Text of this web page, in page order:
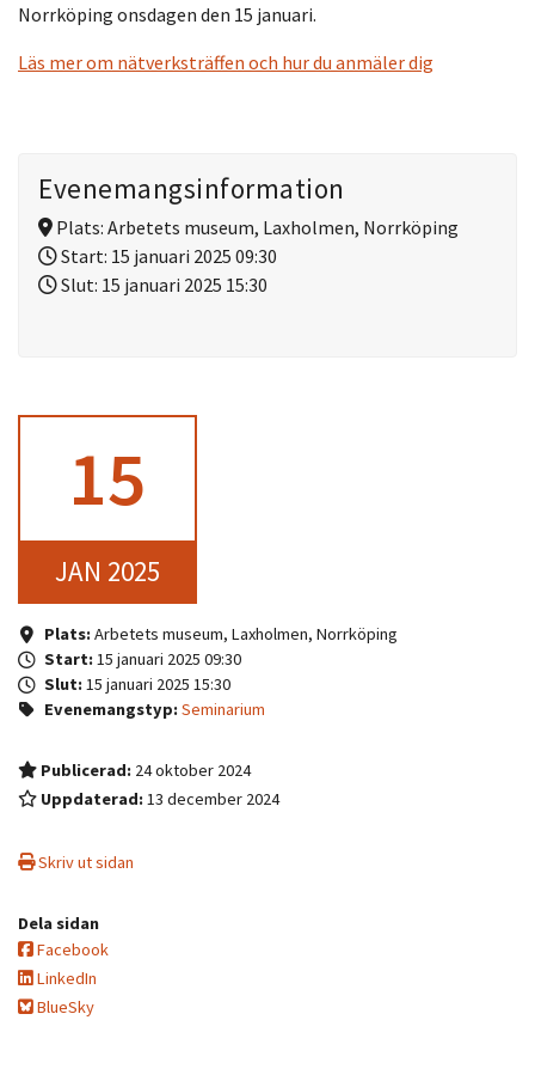
Norrköping onsdagen den 15 januari.
Läs mer om nätverksträffen och hur du anmäler dig
Evenemangsinformation
Plats: Arbetets museum, Laxholmen, Norrköping
Start: 15 januari 2025 09:30
Slut: 15 januari 2025 15:30
15
JAN 2025
Plats:Arbetets museum, Laxholmen, Norrköping
Start:15 januari 2025 09:30
Slut:15 januari 2025 15:30
Evenemangstyp:Seminarium
Publicerad: 24 oktober 2024
Uppdaterad:13 december 2024
Skriv ut sidan
Dela sidan
Facebook
LinkedIn
BlueSky